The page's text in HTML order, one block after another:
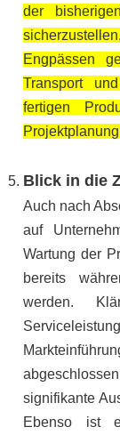
der
Engpässen
Transport
fertigen
Blick in die
Auch nach
auf
Wartung der
bereits
werden.
signifikante
Ebenso ist